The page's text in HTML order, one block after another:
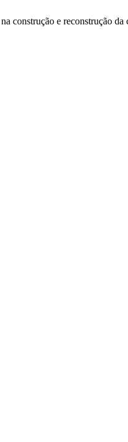
construção e reconstrução